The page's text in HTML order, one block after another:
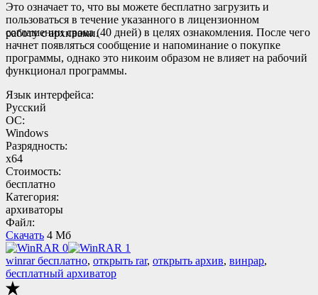
работу с архивами.
Это означает то, что вы можете бесплатно загрузить и
пользоваться в течение указанного в лицензионном
соглашении срока (40 дней) в целях ознакомления. После чего
начнет появляться сообщение и напоминание о покупке
программы, однако это никоим образом не влияет на рабочий
функционал программы.
Язык интерфейса:
Русский
ОС:
Windows
Разрядность:
x64
Стоимость:
бесплатно
Категория:
архиваторы
Файл:
Скачать 4 Мб
winrar бесплатно, открыть rar, открыть архив, винрар,
бесплатный архиватор